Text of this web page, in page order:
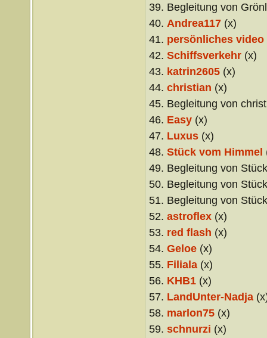
39. Begleitung von
40. Andrea117(x)
41. persönliches video
42. Schiffsverkehr(x)
43. katrin2605(x)
44. christian (x)
45. Begleitung von
46. Easy(x)
47. Luxus(x)
48. Stück vom Himmel
49. Begleitung von
50. Begleitung von
51. Begleitung von
52. astroflex(x)
53. red flash (x)
54. Geloe(x)
55. Filiala(x)
56. KHB1(x)
57. LandUnter-Nadja
58. marlon75(x)
59. schnurzi (x)